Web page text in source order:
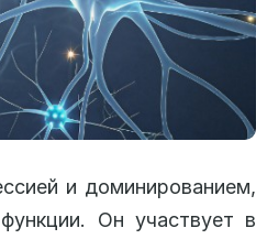
и доминированием,
Он участвует в